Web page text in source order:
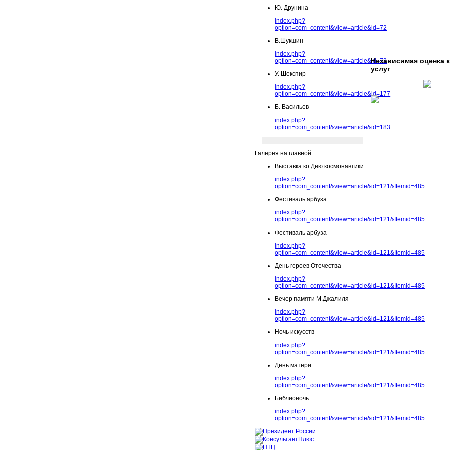
Ю. Друнина
index.php?
option=com_content&view=article&id=72
В.Шукшин
index.php?
option=com_content&view=article&id=73
У. Шекспир
index.php?
option=com_content&view=article&id=177
Б. Васильев
index.php?
option=com_content&view=article&id=183
Галерея на главной
Выставка ко Дню космонавтики
index.php?
option=com_content&view=article&id=121&Itemid=485
Фестиваль арбуза
index.php?
option=com_content&view=article&id=121&Itemid=485
Фестиваль арбуза
index.php?
option=com_content&view=article&id=121&Itemid=485
День героев Отечества
index.php?
option=com_content&view=article&id=121&Itemid=485
Вечер памяти М.Джалиля
index.php?
option=com_content&view=article&id=121&Itemid=485
Ночь искусств
index.php?
option=com_content&view=article&id=121&Itemid=485
День матери
index.php?
option=com_content&view=article&id=121&Itemid=485
Библионочь
index.php?
option=com_content&view=article&id=121&Itemid=485
Независимая оценка
услуг